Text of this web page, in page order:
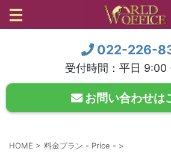
お問い合わせは
022-226-
受付時間：平日 9:00
HOME > 料金プラン - Price - >